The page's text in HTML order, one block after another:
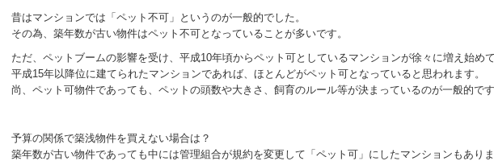
昔はマンションでは「ペット不可」というのが一般的でした。
その為、築年数が古い物件はペット不可となっていることが多いです。
ただ、ペットブームの影響を受け、平成10年頃からペット可としているマンションが徐々に増え始めて
平成15年以降位に建てられたマンションであれば、ほとんどがペット可となっていると思われます。
尚、ペット可物件であっても、ペットの頭数や大きさ、飼育のルール等が決まっているのが一般的です
予算の関係で築浅物件を買えない場合は？
築年数が古い物件であっても中には管理組合が規約を変更して「ペット可」にしたマンションもありま